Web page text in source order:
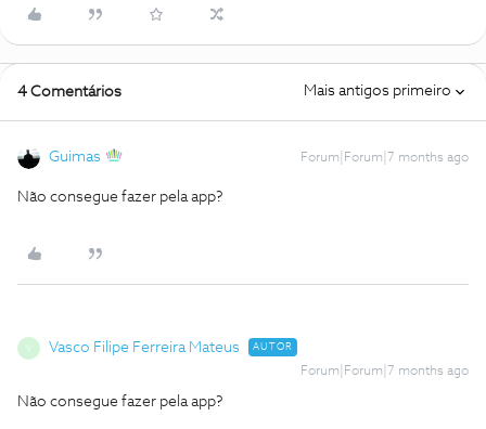
4 Comentários Mais antigos primeiro
Guimas Forum|Forum|7 months ago
Não consegue fazer pela app?
Vasco Filipe Ferreira Mateus AUTOR
Forum|Forum|7 months ago
Não consegue fazer pela app?